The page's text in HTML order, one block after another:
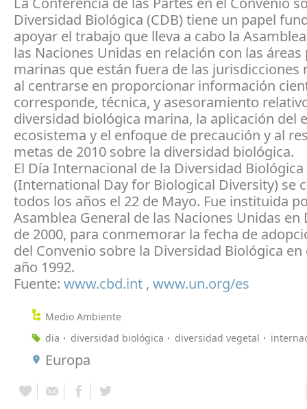
Diversidad Biológica (CDB) tiene un papel
apoyar el trabajo que lleva a cabo la
las Naciones Unidas en relación con las
marinas que están fuera de las jurisdicciones
al centrarse en proporcionar información
corresponde, técnica, y asesoramiento
diversidad biológica marina, la aplicación del
ecosistema y el enfoque de precaución y al
metas de 2010 sobre la diversidad biológica.
El Día Internacional de la Diversidad Biológica
(International Day for Biological Diversity) se
todos los años el 22 de Mayo. Fue instituida
Asamblea General de las Naciones Unidas en
de 2000, para conmemorar la fecha de
del Convenio sobre la Diversidad Biológica en
año 1992.
Fuente: www.cbd.int , www.un.org/es
Medio Ambiente
dia
diversidad biológica diversidad vegetal
Europa